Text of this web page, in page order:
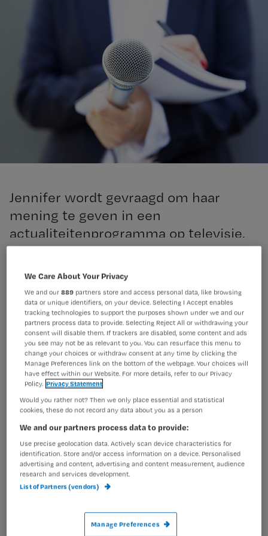
Wil je dit artikel lezen?
Maak gratis een account aan en lees 2
artikelen gratis per maand
Al een account of abonnement?Log dan in
Wat
je
e-
mailadres?
*
Kies
je
wachtwoord
Ontvang 2x per week de Nursing nieuwsbrief
Jennifer wordt gevraagd om haar
mening te geven in een
actualiteitenprogramma op televisie.
Ze moet dan wel haar witte uniform
aan, en een bed opmaken. ‘Maar mijn
mening zit niet vast aan mijn uniform.
En ik maak mijn eigen bed
We Care About Your Privacy
We and our889 partners store and access personal data, like browsing
data or unique identifiers, on your device. Selecting I Accept enables
tracking technologies to support the purposes shown under we and our
partners process data to provide. Selecting Reject All or withdrawing your
consent will disable them. If trackers are disabled, some content and ads
you see may not be as relevant to you. You can resurface this menu to
change your choices or withdraw consent at any time by clicking the
Manage Preferences link on the bottom of the webpage. Your choices will
have effect within our Website. For more details, refer to our Privacy
Policy. Privacy Statement
Would you rather not? Then we only place essential and statistical
cookies, these do not record any data about you as a person
We and our partners process data to provide:
Use precise geolocation data. Actively scan device characteristics for
identification. Store and/or access information on a device. Personalised
advertising and content, advertising and content measurement, audience
research and services development.
List of Partners (vendors)
Manage Preferences